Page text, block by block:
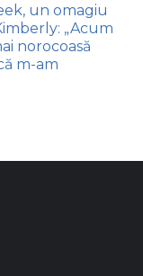
un omagiu
„Acum
norocoasă
m-am